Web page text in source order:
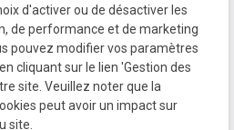
SIRET :48767864100035
d'activer ou de désactiver les
de performance et de marketing
pouvez modifier vos paramètres
cliquant sur le lien 'Gestion des
site. Veuillez noter que la
peut avoir un impact sur
site.